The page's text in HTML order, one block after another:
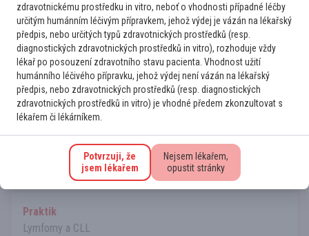
Onkolog
Lymfomy a CLL
Relaps PTCL jako folikulárního T-buněčného
lymfomu FTC po 5 letech
Dobrý den, prosím o Vaše doporučení dalšího postupu,
pacientka 55 let, artritida na prednisonu 2020 C844
PERIFERNÍ T LYMFOM, NOS, KS IV EB (L tonzila krk bilat P
IPI 1 - 6x CHOEP-21 do 4...
30. 7. 2026
Praktik
Lymfomy a CLL
zdravotnickému prostředku in vitro, neboť o vhodnosti případné léčby
určitým humánním léčivým přípravkem, jehož výdej je vázán na lékařský
předpis, nebo určitých typů zdravotnických prostředků (resp.
diagnostických zdravotnických prostředků in vitro), rozhoduje vždy
lékař po posouzení zdravotního stavu pacienta. Vhodnost užití
humánního léčivého přípravku, jehož výdej není vázán na lékařský
předpis, nebo zdravotnických prostředků (resp. diagnostických
zdravotnických prostředků in vitro) je vhodné předem zkonzultovat s
lékařem či lékárníkem.
Potvrzuji, že
jsem lékařem
Nejsem lékařem,
opustit stránky